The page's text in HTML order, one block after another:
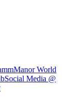
Manor World
Social Media @